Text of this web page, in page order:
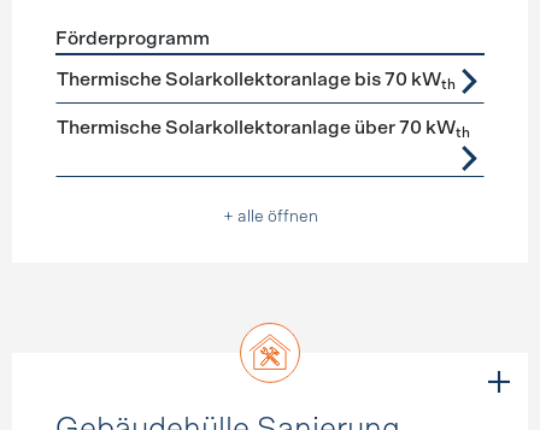
Förderprogramme Warmwasser
Förderprogramm
Thermische Solarkollektoranlage bis 70 kWth
Thermische Solarkollektoranlage über 70 kWth
+ alle öffnen